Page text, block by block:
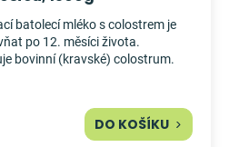
batolecí mléko s colostrem je
po 12. měsíci života.
bovinní (kravské) colostrum.
DO KOŠÍKU